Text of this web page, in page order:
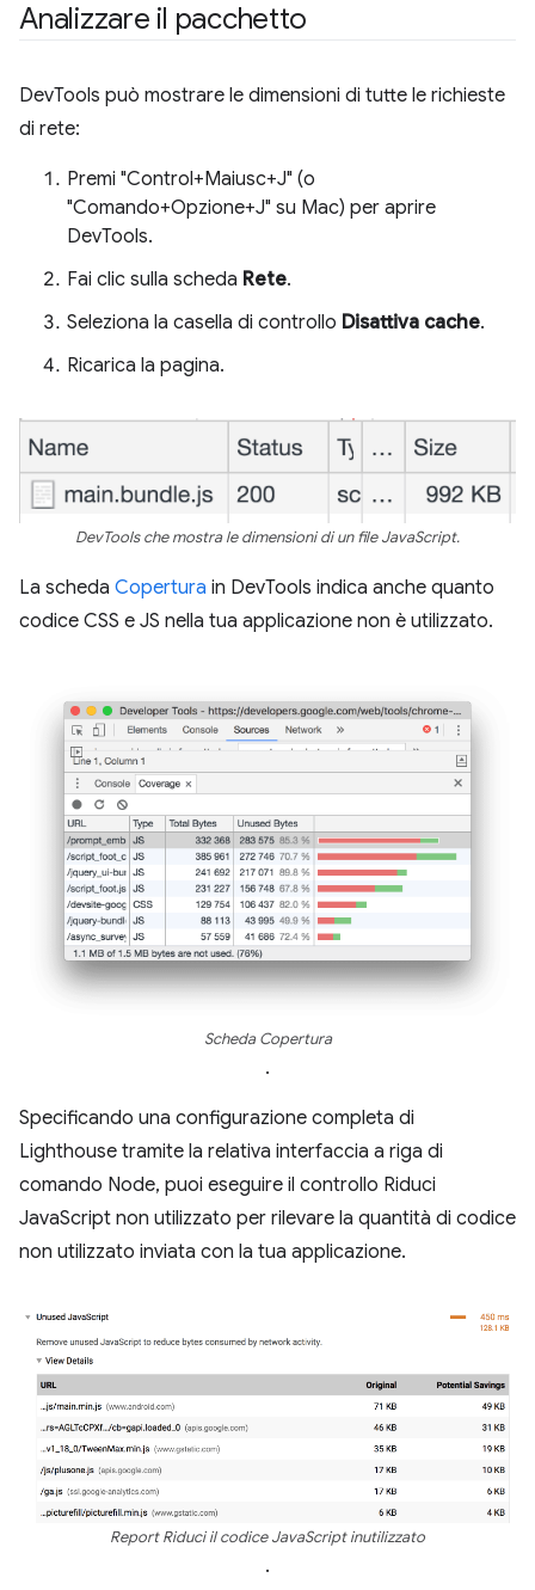
Analizzare il pacchetto
DevTools può mostrare le dimensioni di tutte le richieste
di rete:
Premi "Control+Maiusc+J" (o
"Comando+Opzione+J" su Mac) per aprire
DevTools.
Fai clic sulla scheda Rete.
Seleziona la casella di controllo Disattiva cache.
Ricarica la pagina.
DevTools che mostra le dimensioni di un file JavaScript.
La scheda Copertura in DevTools indica anche quanto
codice CSS e JS nella tua applicazione non è utilizzato.
Scheda Copertura
.
Specificando una configurazione completa di
Lighthouse tramite la relativa interfaccia a riga di
comando Node, puoi eseguire il controllo Riduci
JavaScript non utilizzato per rilevare la quantità di codice
non utilizzato inviata con la tua applicazione.
Report Riduci il codice JavaScript inutilizzato
.